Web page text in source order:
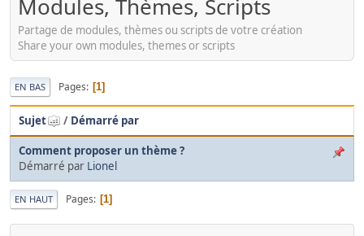
Modules, Thèmes, Scripts
Partage de modules, thèmes ou scripts de votre création
Share your own modules, themes or scripts
EN BAS Pages 1
Sujet / Démarré par
Comment proposer un thème ?
Démarré par Lionel
EN HAUT Pages 1